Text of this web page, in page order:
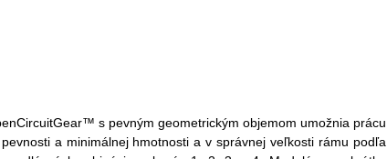
s pevným geometrickým objemom umožnia prácu
a minimálnej hmotnosti a v správnej veľkosti rámu podľa